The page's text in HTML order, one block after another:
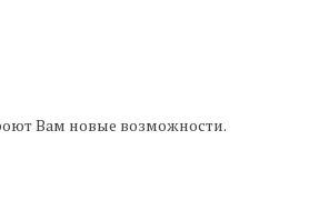
Вам новые возможности.